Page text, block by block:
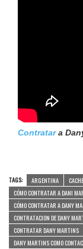
Contratara
TAGS: ARGENTINA
CÓMO CONTRATAR A DANI
CÓMO CONTRATAR A DANY
CONTRATACION DE DANY
CONTRATAR DANY MARTINS
DANY MARTINS COMO